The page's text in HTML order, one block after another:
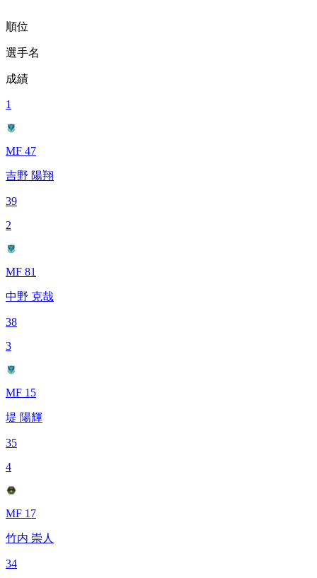
順位
選手名
成績
1
MF 47
吉野 陽翔
39
2
MF 81
中野 克哉
38
3
MF 15
堤 陽輝
35
4
MF 17
竹内 崇人
34